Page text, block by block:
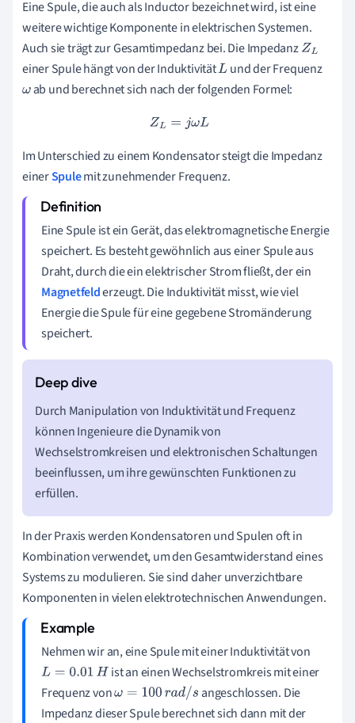
Eine Spule, die auch als Inductor bezeichnet wird, ist eine
weitere wichtige Komponente in elektrischen Systemen.
Auch sie trägt zur Gesamtimpedanz bei. Die ImpedanzZL
einer Spule hängt von der InduktivitätL und der Frequenz
ωab und berechnet sich nach der folgenden Formel:
Z L=j ωL
Im Unterschied zu einem Kondensator steigt die Impedanz
einerSpulemit zunehmender Frequenz.
Eine Spule ist ein Gerät, das elektromagnetische Energie
speichert. Es besteht gewöhnlich aus einer Spule aus
Draht, durch die ein elektrischer Strom fließt, der ein
Magnetfelderzeugt. Die Induktivität misst, wie viel
Energie die Spule für eine gegebene Stromänderung
speichert.
Durch Manipulation von Induktivität und Frequenz
können Ingenieure die Dynamik von
Wechselstromkreisen und elektronischen Schaltungen
beeinflussen, um ihre gewünschten Funktionen zu
erfüllen.
In der Praxis werden Kondensatoren und Spulen oft in
Kombination verwendet, um den Gesamtwiderstand eines
Systems zu modulieren. Sie sind daher unverzichtbare
Komponenten in vielen elektrotechnischen Anwendungen.
Nehmen wir an, eine Spule mit einer Induktivität von
L= 0.01H
ist an einen Wechselstromkreis mit einer
Frequenz vonω=100rad/s
angeschlossen. Die
Impedanz dieser Spule berechnet sich dann mit der